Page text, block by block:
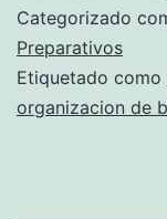
Categorizado
Preparativos
Etiquetado como
organizacion de